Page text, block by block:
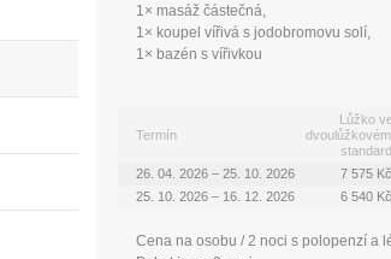
1× masáž částečná,
1× koupel vířivá s jodobromovu solí,
1× bazén s vířivkou
Termín
Lůžko
standard
26. 04. 2026 – 25. 10. 2026
7 575 Kč
25. 10. 2026 – 16. 12. 2026
6 540 Kč
Cena na osobu / 2 noci s polopenzí a